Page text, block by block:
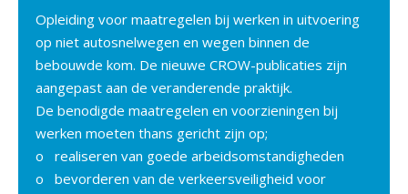
Opleiding voor maatregelen bij werken in uitvoering
op niet autosnelwegen en wegen binnen de
bebouwde kom. De nieuwe CROW-publicaties zijn
aangepast aan de veranderende praktijk.
De benodigde maatregelen en voorzieningen bij
werken moeten thans gericht zijn op;
o realiseren van goede arbeidsomstandigheden
o bevorderen van de verkeersveiligheid voor